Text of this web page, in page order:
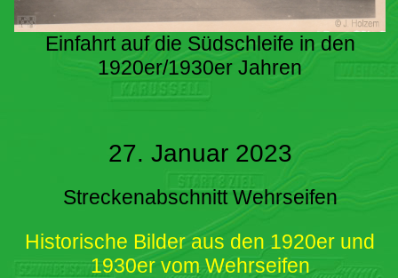
Einfahrt auf die Südschleife in den
1920er/1930er Jahren
27. Januar 2023
Streckenabschnitt Wehrseifen
Historische Bilder aus den 1920er und
1930er vom Wehrseifen